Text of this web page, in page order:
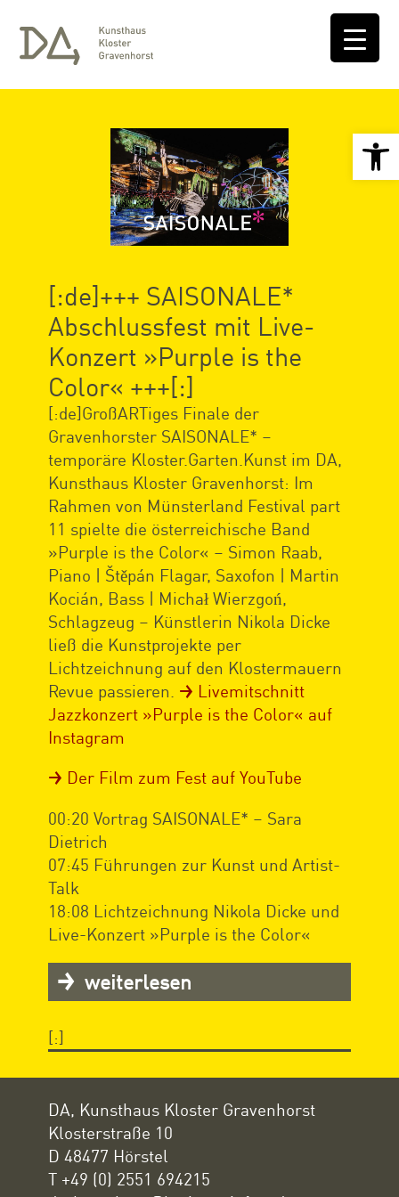
[:de]+++ SAISONALE*
Abschlussfest mit Live-
Konzert »Purple is the
Color« +++[:]
[:de]GroßARTiges Finale der
Gravenhorster SAISONALE* –
temporäre Kloster.Garten.Kunst im DA,
Kunsthaus Kloster Gravenhorst: Im
Rahmen von Münsterland Festival part
11 spielte die österreichische Band
»Purple is the Color« – Simon Raab,
Piano | Štěpán Flagar, Saxofon | Martin
Kocián, Bass | Michał Wierzgoń,
Schlagzeug – Künstlerin Nikola Dicke
ließ die Kunstprojekte per
Lichtzeichnung auf den Klostermauern
Revue passieren.
Livemitschnitt
Jazzkonzert »Purple is the Color« auf
Instagram
Der Film zum Fest auf YouTube
00:20 Vortrag SAISONALE* – Sara
Dietrich
07:45 Führungen zur Kunst und Artist-
Talk
18:08 Lichtzeichnung Nikola Dicke und
Live-Konzert »Purple is the Color«
weiterlesen
[:]
DA, Kunsthaus Kloster Gravenhorst
Klosterstraße 10
D 48477 Hörstel
T +49 (0) 2551 694215